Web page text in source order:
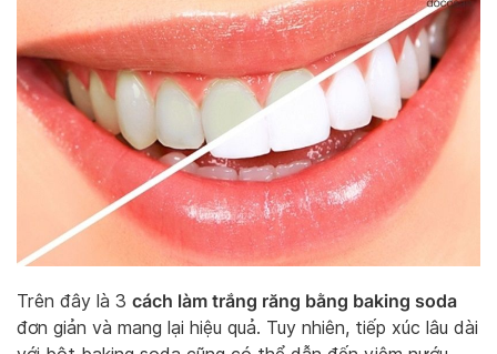
Trên đây là 3 cách làm trắng răng bằng baking soda
đơn giản và mang lại hiệu quả. Tuy nhiên, tiếp xúc lâu dài